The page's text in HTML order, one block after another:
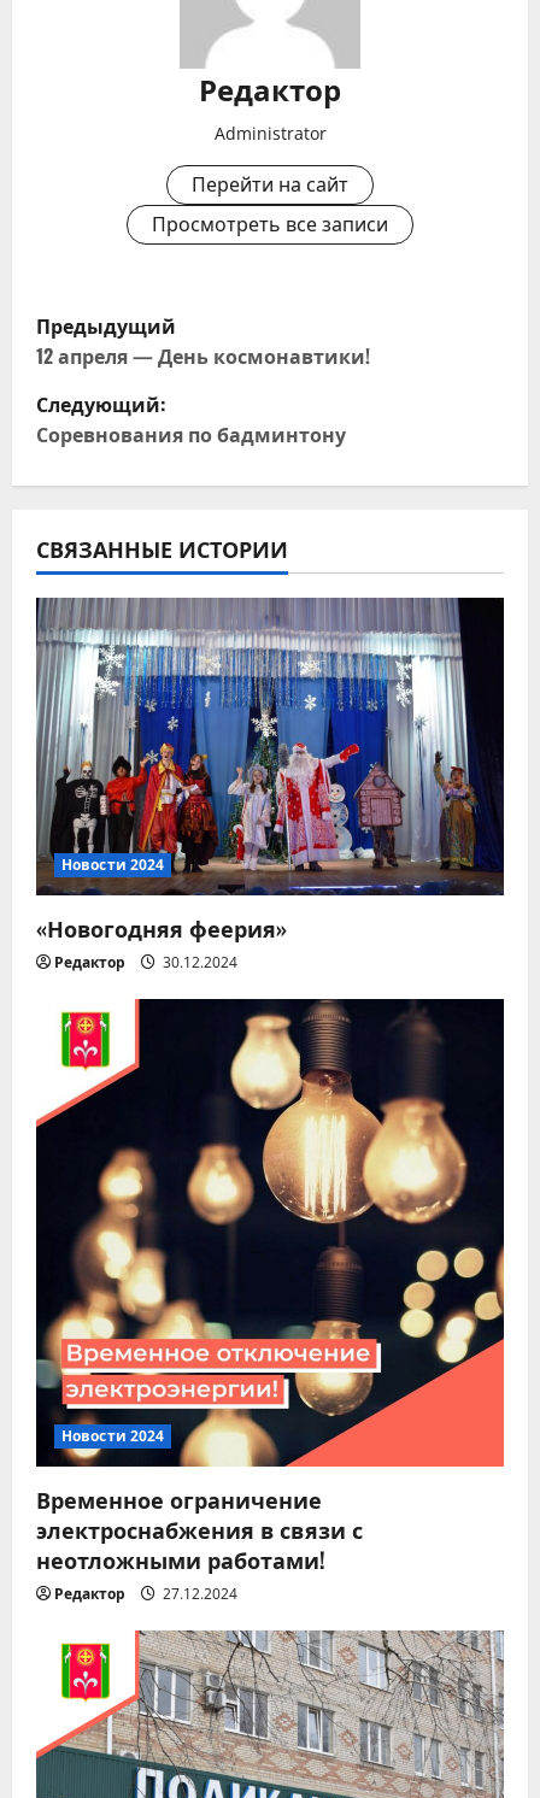
Редактор
Administrator
Перейти на сайт
Просмотреть все записи
Н
а
в
а
ц
и
я
п
о
з
а
п
и
я
Предыдущий
12 апреля — День космонавтики!
Следующий:
Соревнования по бадминтону
СВЯЗАННЫЕ ИСТОРИИ
Новости 2024
«Новогодняя феерия»
Редактор 30.12.2024
Новости 2024
Временное ограничение
электроснабжения в связи с
неотложными работами!
Редактор 27.12.2024